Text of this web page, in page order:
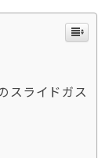
スライドガス